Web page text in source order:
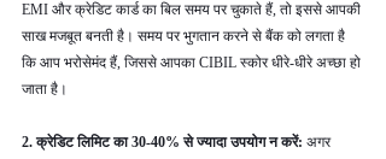
EMI और क्रेडिट कार्ड का बिल समय पर चुकाते हैं, तो इससे आपकी
साख मजबूत बनती है। समय पर भुगतान करने से बैंक को लगता है
कि आप भरोसेमंद हैं, जिससे आपका CIBIL स्कोर धीरे-धीरे अच्छा हो
जाता है।
2. क्रेडिट लिमिट का 30-40% से ज्यादा उपयोग न करें: अगर